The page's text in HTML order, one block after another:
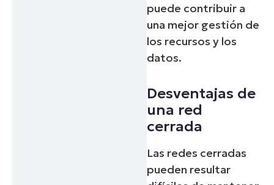
puede contribuir a
una mejor gestión de
los recursos y los
datos.
Desventajas de
una red
cerrada
Las redes cerradas
pueden resultar